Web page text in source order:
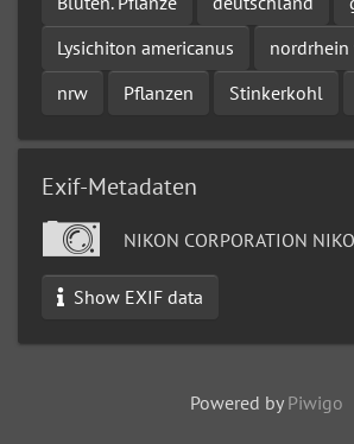
Lysichiton americanus
nrw
Pflanzen Stinkerkohl
Exif-Metadaten
NIKON CORPORATION
Show EXIF data
Powered by Piwigo